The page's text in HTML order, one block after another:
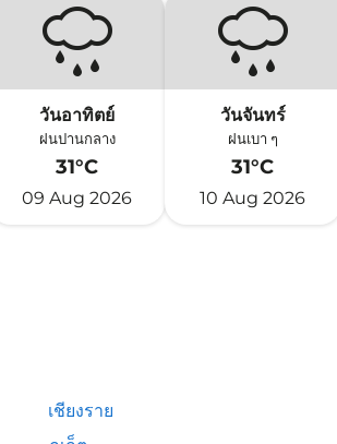
วันอาทิตย์
ฝนปานกลาง
31°C
09 Aug 2026
วันจันทร์
ฝนเบา ๆ
31°C
10 Aug 2026
เชียงราย